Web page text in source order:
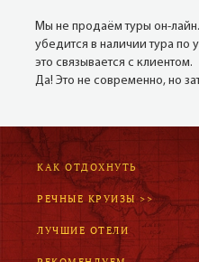
Мы не продаём туры он-
убедится в наличии тура по
это связывается с клиентом.
Да! Это не современно, но
КАК ОТДОХНУТЬ
РЕЧНЫЕ КРУИЗЫ >>
ЛУЧШИЕ ОТЕЛИ